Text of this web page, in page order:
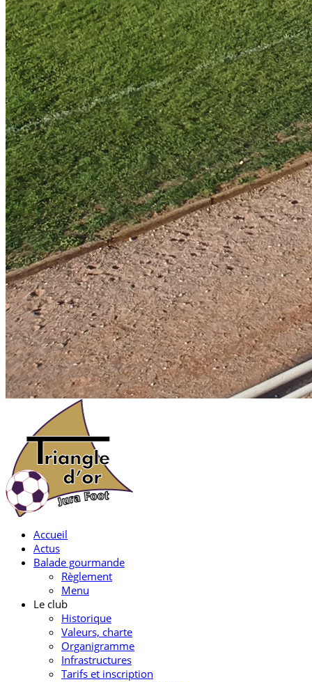
Accueil
Actus
Balade gourmande
Règlement
Menu
Le club
Historique
Valeurs, charte
Organigramme
Infrastructures
Tarifs et inscription